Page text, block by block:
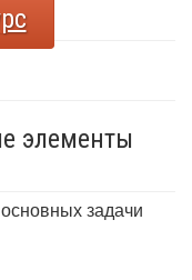
элементы
задачи